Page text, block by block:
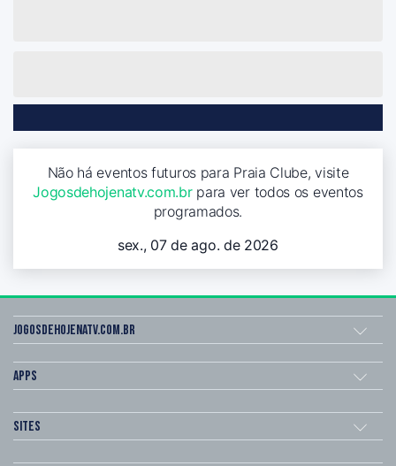
Não há eventos futuros para Praia Clube, visite
Jogosdehojenatv.com.brpara ver todos os eventos
programados.
sex., 07 de ago. de 2026
Jogosdehojenatv.com.br
Apps
Sites